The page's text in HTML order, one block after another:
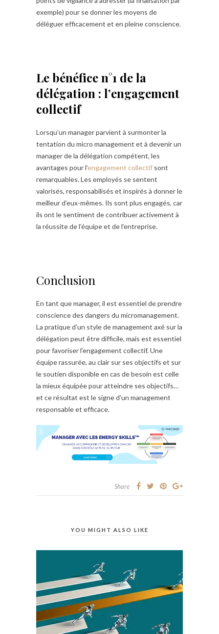
exemple) pour se donner les moyens de
déléguer efficacement et en pleine conscience.
Le bénéfice n°1 de la
délégation : l’engagement
collectif
Lorsqu’un manager parvient à surmonter la
tentation du micro management et à devenir un
manager de la délégation compétent, les
avantages pour l’engagement collectif sont
remarquables. Les employés se sentent
valorisés, responsabilisés et inspirés à donner le
meilleur d’eux-mêmes. Ils sont plus engagés, car
ils ont le sentiment de contribuer activement à
la réussite de l’équipe et de l’entreprise.
Conclusion
En tant que manager, il est essentiel de prendre
conscience des dangers du micromanagement.
La pratique d’un style de management axé sur la
délégation peut être difficile, mais est essentiel
pour favoriser l’engagement collectif. Une
équipe rassurée, au clair sur ses objectifs et sur
le soutien disponible en cas de besoin est celle
la mieux équipée pour atteindre ses objectifs…
et ce résultat est le signe d’un management
responsable et efficace.
Share
YOU MIGHT ALSO LIKE